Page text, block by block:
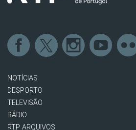
NOTÍCIAS
DESPORTO
TELEVISÃO
RÁDIO
RTP ARQUIVOS